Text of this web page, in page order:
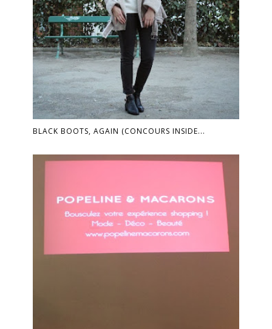
BLACK BOOTS, AGAIN (CONCOURS INSIDE...